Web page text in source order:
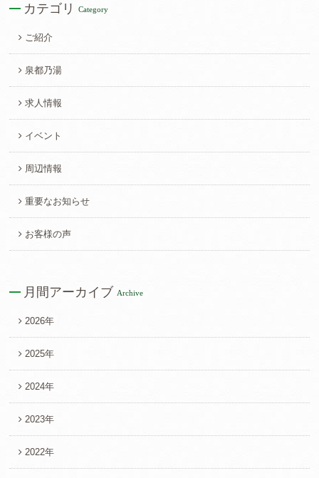
カテゴリ Category
ご紹介
泉都乃湯
求人情報
イベント
周辺情報
重要なお知らせ
お客様の声
月間アーカイブ Archive
2026年
2025年
2024年
2023年
2022年